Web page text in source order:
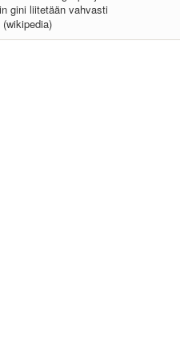
gini liitetään vahvasti